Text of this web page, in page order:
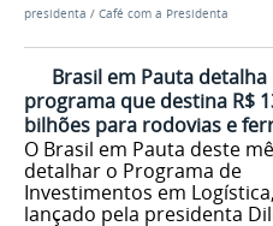
presidenta / Café com a Presidenta
Brasil em Pauta detalha
programa que destina R$
bilhões para rodovias e
O Brasil em Pauta deste
detalhar o Programa de
Investimentos em Logística,
lançado pela presidenta